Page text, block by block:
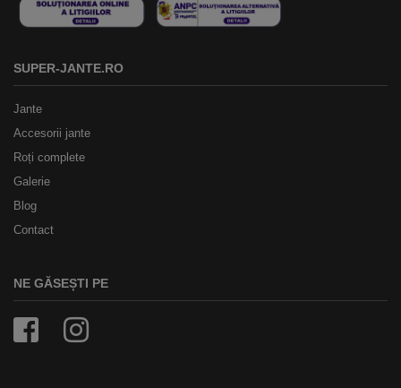
SUPER-JANTE.RO
Jante
Accesorii jante
Roți complete
Galerie
Blog
Contact
NE GĂSEȘTI PE